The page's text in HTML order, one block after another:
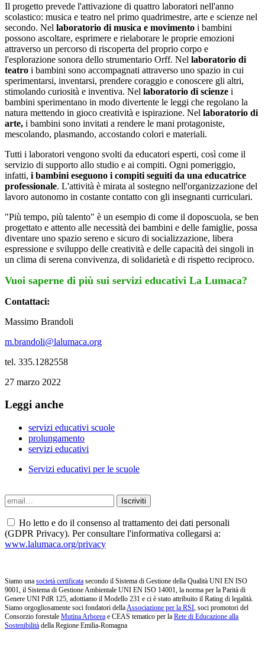
Il progetto prevede l'attivazione di quattro laboratori nell'anno
scolastico: musica e teatro nel primo quadrimestre, arte e scienze nel
secondo. Nel laboratorio di musica e movimento i bambini
possono ascoltare, esprimere e rielaborare le proprie emozioni
attraverso un percorso di riscoperta del proprio corpo e
l'esplorazione sonora dello strumentario Orff. Nel laboratorio di
teatro i bambini sono accompagnati attraverso uno spazio in cui
sperimentarsi, inventarsi, prendere coraggio e conoscere gli altri,
stimolando curiosità e inventiva. Nel laboratorio di scienze i
bambini sperimentano in modo divertente le leggi che regolano la
natura mettendo in gioco creatività e ispirazione. Nel laboratorio di
arte, i bambini sono invitati a rendere le mani protagoniste,
mescolando, plasmando, accostando colori e materiali.
Tutti i laboratori vengono svolti da educatori esperti, così come il
servizio di supporto allo studio e ai compiti. Ogni pomeriggio,
infatti, i bambini eseguono i compiti seguiti da una educatrice
professionale. L'attività è mirata al sostegno nell'organizzazione del
lavoro autonomo in costante contatto con gli insegnanti curriculari.
"Più tempo, più talento" è un esempio di come il doposcuola, se ben
progettato e attento alle necessità dei bambini e delle famiglie, possa
diventare uno spazio sereno e sicuro di socializzazione, libera
espressione e sviluppo delle creatività e delle capacità dei singoli in
un clima di serena convivenza, di solidarietà e di rispetto reciproco.
Vuoi saperne di più sui servizi educativi La Lumaca?
Contattaci:
Massimo Brandoli
m.brandoli@lalumaca.org
tel. 335.1282558
27 marzo 2022
Leggi anche
servizi educativi scuole
prolungamento
servizi educativi
Servizi educativi per le scuole
Ho letto e do il consenso al trattamento dei dati personali
(GDPR Privacy). Per consultare l'informativa collegarsi a:
www.lalumaca.org/privacy
Siamo una società certificata secondo il Sistema di Gestione della Qualità UNI EN ISO
9001, il Sistema di Gestione Ambientale UNI EN ISO 14001, la norma per la Parità di
Genere UNI PdR 125, adottiamo il Modello 231 e ci è stato attribuito il Rating di legalità.
Siamo orgogliosamente soci fondatori dellaAssociazione per la RSI, soci promotori del
Consorzio forestale Mutina Arborea e CEAS tematico per la Rete di Educazione alla
Sostenibilità della Regione Emilia-Romagna